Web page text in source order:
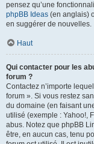
pensez qu’une
phpBB Ideas (en anglais)
en suggérer de nouvelles.
Haut
Qui contacter pour les
forum ?
Contactez n’importe
forum ». Si vous restez
du domaine (en faisant
utilisé (exemple : Yahoo!,
abus. Notez que phpBB
être, en aucun cas, tenu